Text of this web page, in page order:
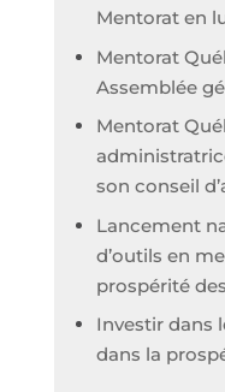
Mentorat en
Mentorat
Assemblée
Mentorat
son conseil
Lancement
d’outils en
prospérité
Investir dans
dans la